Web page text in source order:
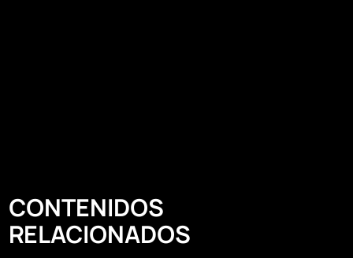
CONTENIDOS
RELACIONADOS​